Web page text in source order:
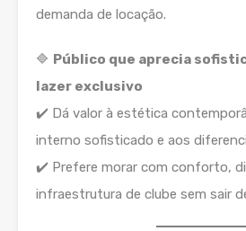
demanda de locação.
🔷 Público que aprecia
lazer exclusivo
✔️ Dá valor à estética
interno sofisticado e aos
✔️ Prefere morar com conforto,
infraestrutura de clube sem sair